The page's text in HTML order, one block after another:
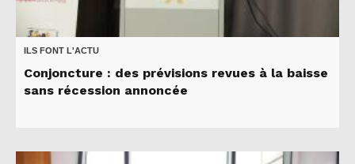
ILS FONT L'ACTU
Conjoncture : des prévisions revues à la baisse
sans récession annoncée